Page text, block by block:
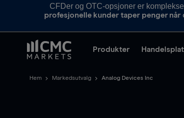
CFDer og OTC-opsjoner er
profesjonelle kunder taper penger
Produkter
Hem Markedsutvalg Analog Devices Inc